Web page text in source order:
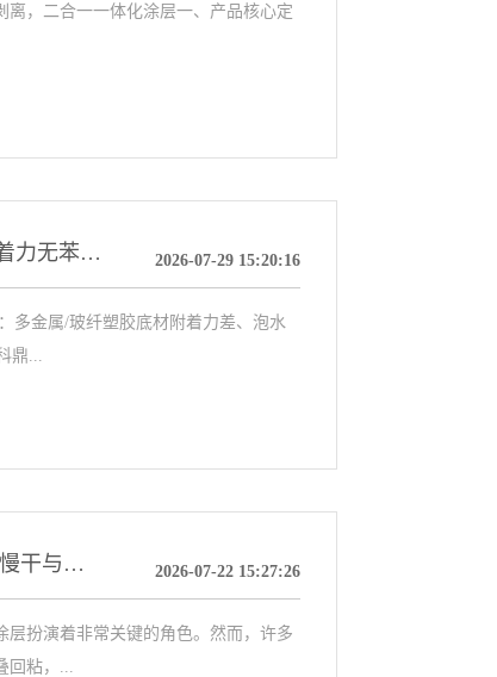
离，二合一一体化涂层一、产品核心定
KDD MR7323E功能性羟基丙烯酸树脂｜多基材高附着力无苯PU漆专用树脂干货选型指南 2026-07-29 15:20:16
多金属/玻纤塑胶底材附着力差、泡水
鼎...
【KDD科鼎 AH1788W】水溶性丙烯酸树脂：主打中慢干与水洗无残留的“临时保护”方案 2026-07-22 15:27:26
扮演着非常关键的角色。然而，许多
粘，...